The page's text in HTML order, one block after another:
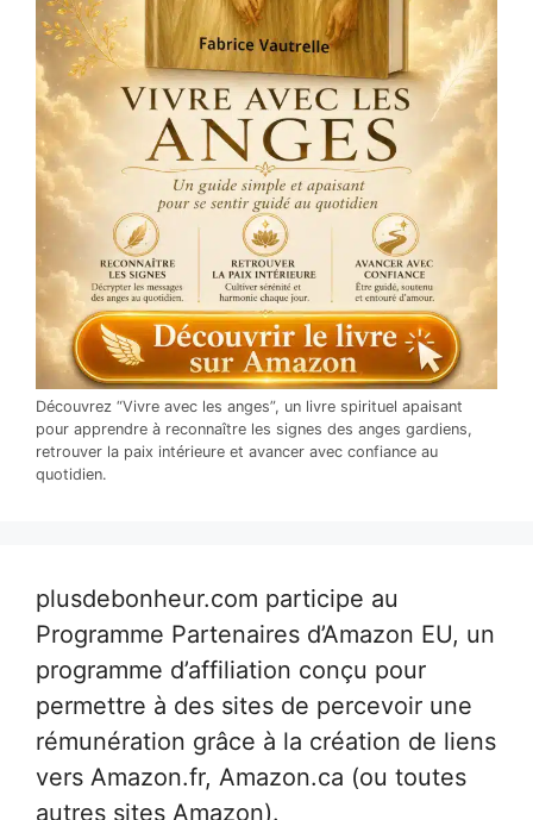
Découvrez “Vivre avec les anges”, un livre spirituel apaisant
pour apprendre à reconnaître les signes des anges gardiens,
retrouver la paix intérieure et avancer avec confiance au
quotidien.
plusdebonheur.com participe au
Programme Partenaires d’Amazon EU, un
programme d’affiliation conçu pour
permettre à des sites de percevoir une
rémunération grâce à la création de liens
vers Amazon.fr, Amazon.ca (ou toutes
autres sites Amazon).